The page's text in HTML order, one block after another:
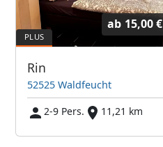
ab 15,00 €
Rin
52525 Waldfeucht
2-9 Pers.
11,21 km